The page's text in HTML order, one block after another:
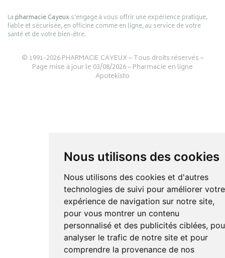
Nous utilisons des cookies
Nous utilisons des cookies et d'autres
technologies de suivi pour améliorer votre
expérience de navigation sur notre site,
pour vous montrer un contenu
personnalisé et des publicités ciblées,
analyser le trafic de notre site et pour
comprendre la provenance de nos
Lapharmacie Cayeuxs’engage à vous offrir une expérience pratique,
fiable et sécurisée, en officine comme en ligne, au service de votre
santé et de votre bien-être.
© 1991-2026PHARMACIE CAYEUX– Tous droits réservés –
Page mise à jour le 03/08/2026 –Pharmacie en ligne
Apotekisto